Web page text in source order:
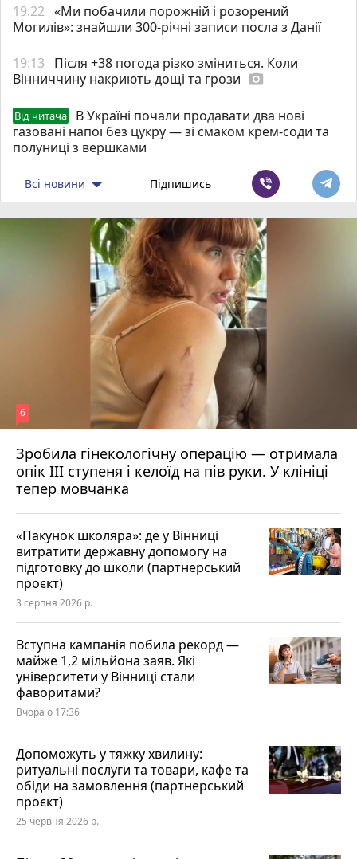
19:22 «Ми побачили порожній і розорений
Могилів»: знайшли 300-річні записи посла з Данії
19:13
Після +38 погода різко зміниться. Коли
Вінниччину накриють дощі та грози photo_camera
Від читача
В Україні почали продавати два нові
газовані напої без цукру — зі смаком крем-соди та
полуниці з вершками
Всі новини Підпишись
Зробила гінекологічну операцію — отримала
опік ІІІ ступеня і келоїд на пів руки. У клініці
тепер мовчанка
6
«Пакунок школяра»: де у Вінниці
витратити державну допомогу на
підготовку до школи (партнерський
проєкт)
3 серпня 2026 р.
Вступна кампанія побила рекорд —
майже 1,2 мільйона заяв. Які
університети у Вінниці стали
фаворитами?
Вчора о 17:36
Допоможуть у тяжку хвилину:
ритуальні послуги та товари, кафе та
обіди на замовлення (партнерський
проєкт)
25 червня 2026 р.